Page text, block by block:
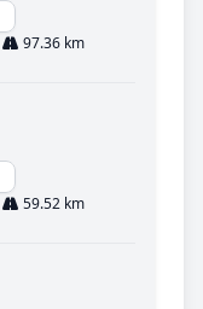
97.36 km
59.52 km